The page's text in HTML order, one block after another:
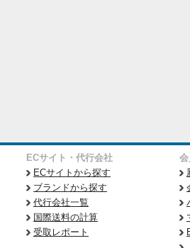
ECサイト・代行会社
ECサイトから探す
ブランドから探す
代行会社一覧
国際送料の計算
受取レポート